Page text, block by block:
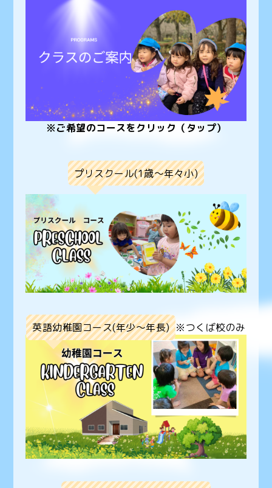
※ご希望のコースをクリック（タップ）
プリスクール(1歳〜年々小)
英語幼稚園コース(年少〜年長) ※つくば校のみ